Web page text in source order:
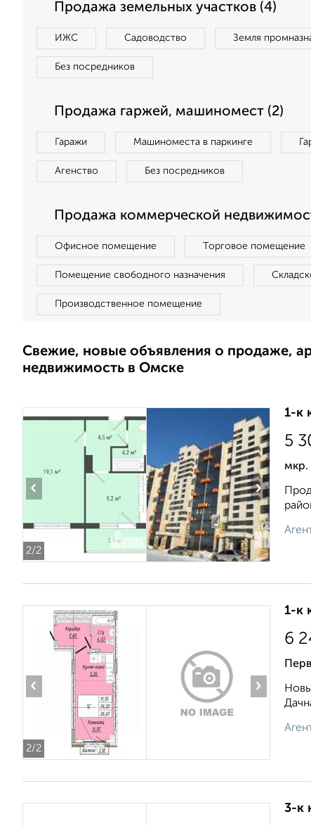
Продажа земельных участков (4)
ИЖС Садоводство Земля
Без посредников
Продажа гаржей, машиномест (2)
Гаражи Машиноместа в паркинге
Агенство Без посредников
Продажа коммерческой
Офисное помещение Торговое помещение
Помещение свободного назначения
Производственное помещение
Свежие, новые объявления о продаже,
недвижимость в Омске
2/2
‹ ›
1-к
5
мкр.
2/2
‹ ›
1-к
6
3-к